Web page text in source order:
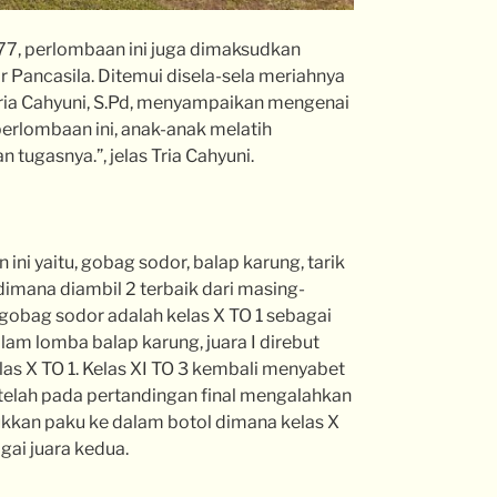
perlombaan ini juga dimaksudkan
Ditemui disela-sela meriahnya
Cahyuni, S.Pd, menyampaikan mengenai
ini, anak-anak melatih
jelas Tria Cahyuni.
yaitu, gobag sodor, balap karung, tarik
diambil 2 terbaik dari masing-
sodor adalah kelas X TO 1 sebagai
lomba balap karung, juara I direbut
X TO 1. Kelas XI TO 3 kembali menyabet
pada pertandingan final mengalahkan
paku ke dalam botol dimana kelas X
juara kedua.